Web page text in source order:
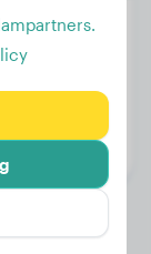
Honhund